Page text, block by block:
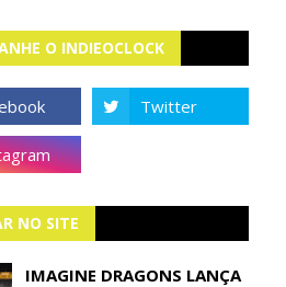
O INDIEOCLOCK
NO SITE
IMAGINE DRAGONS LANÇA